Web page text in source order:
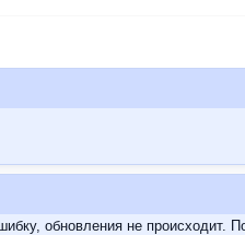
обновления не происходит.